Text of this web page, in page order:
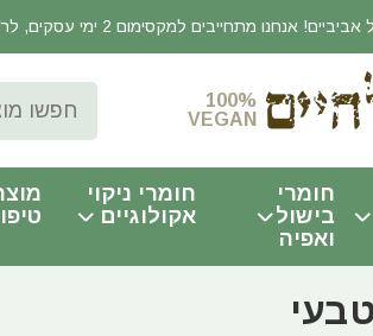
אנחנו מתחייבים למקסימום 2 ימי עסקים, לרוב ההזמנה תהיה אצלכם כבר באותו היום!
100%
VEGAN
חומרי
בישול
ואפיה
חומרי ניקוי
אקולוגיים